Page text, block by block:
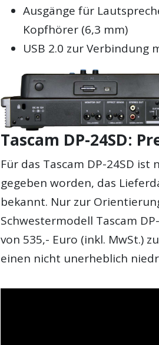
Ausgänge für
Kopfhörer (6,3 mm)
USB 2.0 zur Verbindung
Tascam DP-24SD:
Für das Tascam DP-24SD
gegeben worden, das
bekannt. Nur zur
Schwestermodell Tascam
von 535,- Euro (inkl. MwSt.)
einen nicht unerheblich